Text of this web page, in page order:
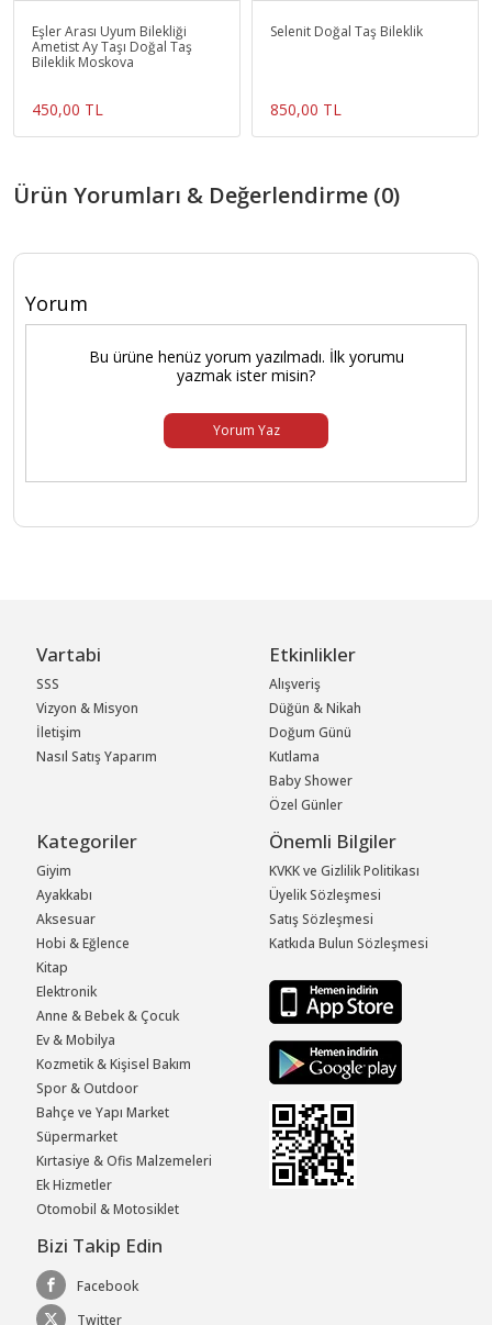
Eşler Arası Uyum Bilekliği
Ametist Ay Taşı Doğal Taş
Bileklik Moskova
450,00 TL
Selenit Doğal Taş Bileklik
850,00 TL
Ürün Yorumları & Değerlendirme (0)
Yorum
Bu ürüne henüz yorum yazılmadı. İlk yorumu
yazmak ister misin?
Yorum Yaz
Vartabi
SSS
Vizyon & Misyon
İletişim
Nasıl Satış Yaparım
Etkinlikler
Alışveriş
Düğün & Nikah
Doğum Günü
Kutlama
Baby Shower
Özel Günler
Kategoriler
Giyim
Ayakkabı
Aksesuar
Hobi & Eğlence
Kitap
Elektronik
Anne & Bebek & Çocuk
Ev & Mobilya
Kozmetik & Kişisel Bakım
Spor & Outdoor
Bahçe ve Yapı Market
Süpermarket
Kırtasiye & Ofis Malzemeleri
Ek Hizmetler
Otomobil & Motosiklet
Önemli Bilgiler
KVKK ve Gizlilik Politikası
Üyelik Sözleşmesi
Satış Sözleşmesi
Katkıda Bulun Sözleşmesi
Bizi Takip Edin
Facebook
Twitter